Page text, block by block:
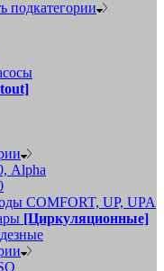
подкатегории
Alpha
COMFORT, UP, UPA
[Циркуляционные]